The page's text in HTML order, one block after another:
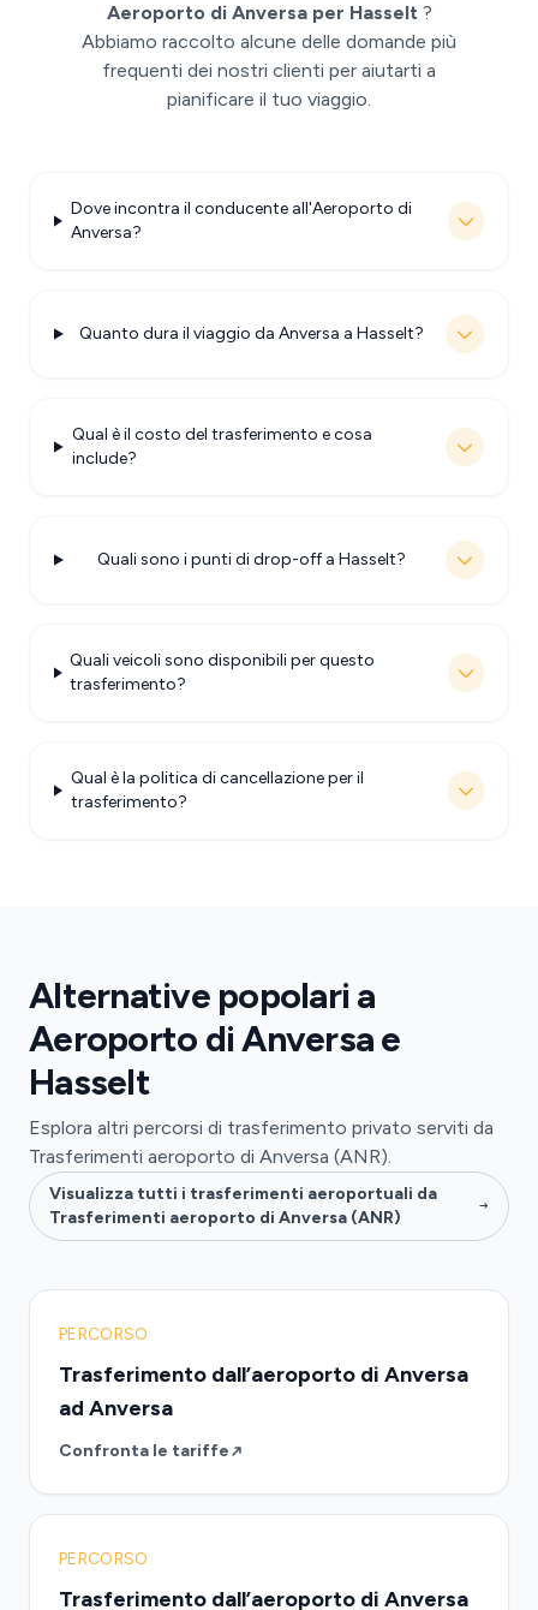
Aeroporto di Anversa per Hasselt ?
Abbiamo raccolto alcune delle domande più
frequenti dei nostri clienti per aiutarti a
pianificare il tuo viaggio.
Dove incontra il conducente all'Aeroporto di
Anversa?
Quanto dura il viaggio da Anversa a Hasselt?
Qual è il costo del trasferimento e cosa
include?
Quali sono i punti di drop-off a Hasselt?
Quali veicoli sono disponibili per questo
trasferimento?
Qual è la politica di cancellazione per il
trasferimento?
Alternative popolari a
Aeroporto di Anversa e
Hasselt
Esplora altri percorsi di trasferimento privato serviti da
Trasferimenti aeroporto di Anversa (ANR).
Visualizza tutti i trasferimenti aeroportuali da
Trasferimenti aeroporto di Anversa (ANR)
PERCORSO
Trasferimento dall’aeroporto di Anversa
ad Anversa
Confronta le tariffe
PERCORSO
Trasferimento dall’aeroporto di Anversa